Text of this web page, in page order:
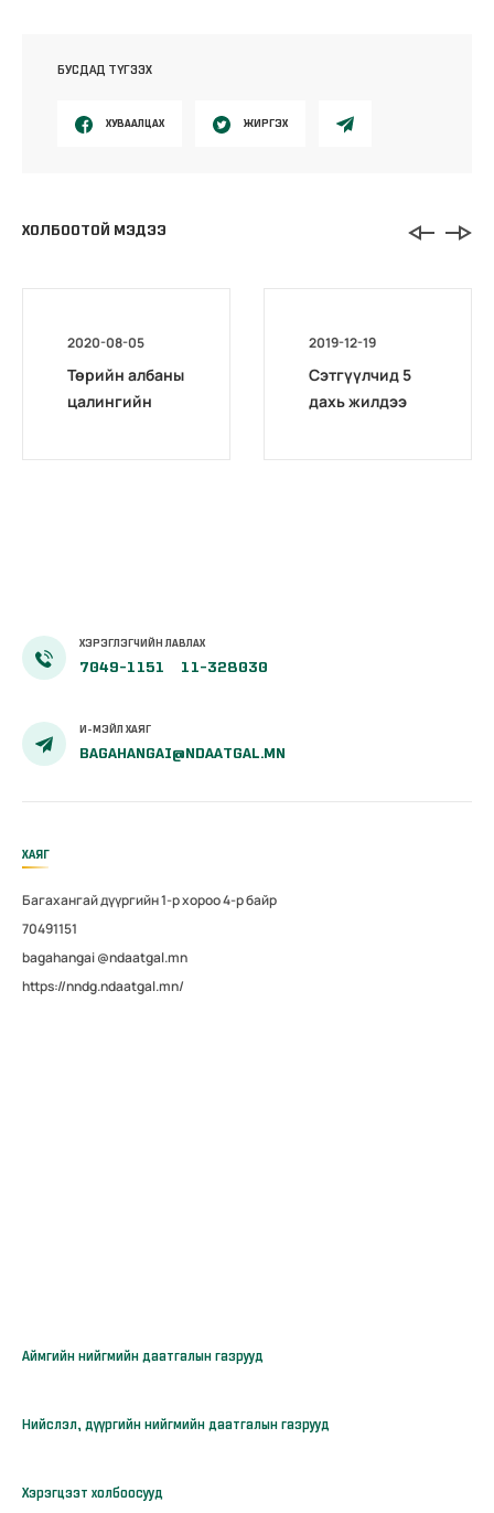
БУСДАД ТҮГЭЭХ
ХУВААЛЦАХ ЖИРГЭХ
ХОЛБООТОЙ МЭДЭЭ
2020-08-05
Төрийн албаны
цалингийн
2019-12-19
Сэтгүүлчид 5
дахь жилдээ
ХЭРЭГЛЭГЧИЙН ЛАВЛАХ
7049-1151 11-328030
И-МЭЙЛ ХАЯГ
BAGAHANGAI@NDAATGAL.MN
ХАЯГ
Багахангай дүүргийн 1-р хороо 4-р байр
70491151
bagahangai @ndaatgal.mn
https://nndg.ndaatgal.mn/
Аймгийн нийгмийн даатгалын газрууд
Нийслэл, дүүргийн нийгмийн даатгалын газрууд
Хэрэгцээт холбоосууд